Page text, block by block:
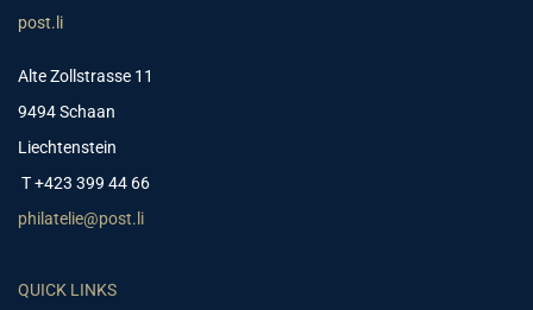
post.li
Alte Zollstrasse 11
9494 Schaan
Liechtenstein
T +423 399 44 66
philatelie@post.li
QUICK LINKS